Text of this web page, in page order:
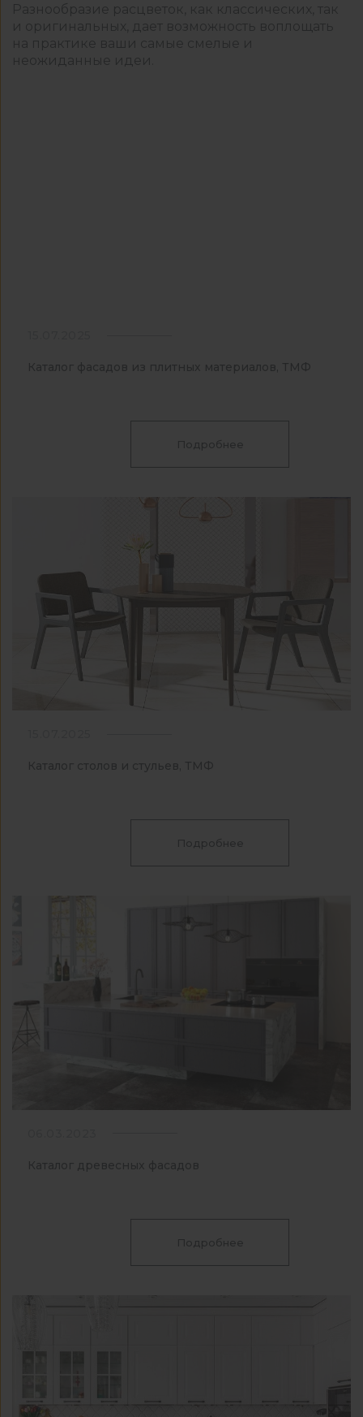
Разнообразие расцветок, как классических, так
и оригинальных, дает возможность воплощать
на практике ваши самые смелые и
неожиданные идеи.
Каталог фасадов из плитных материалов, ТМФ
Подробнее
Каталог столов и стульев, ТМФ
Подробнее
Каталог древесных фасадов
Подробнее